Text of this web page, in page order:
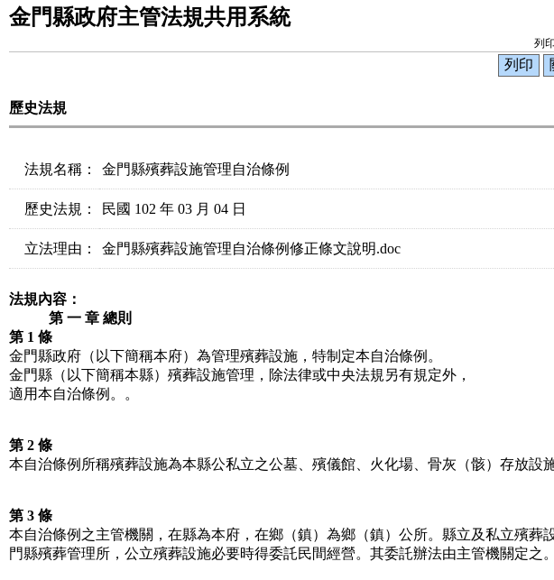
金門縣政府主管法規共用系統
列
歷史法規
法規名稱： 金門縣殯葬設施管理自治條例
歷史法規： 民國 102 年 03 月 04 日
立法理由： 金門縣殯葬設施管理自治條例修正條文說明.doc
法規內容：
第 一 章 總則
第 1 條
金門縣政府（以下簡稱本府）為管理殯葬設施，特制定本自治條例。
金門縣（以下簡稱本縣）殯葬設施管理，除法律或中央法規另有規定外，
適用本自治條例。。
第 2 條
本自治條例所稱殯葬設施為本縣公私立之公墓、殯儀館、火化場、骨灰（骸）存放設施
第 3 條
本自治條例之主管機關，在縣為本府，在鄉（鎮）為鄉（鎮）公所。縣立及私立殯葬
門縣殯葬管理所，公立殯葬設施必要時得委託民間經營。其委託辦法由主管機關定之。